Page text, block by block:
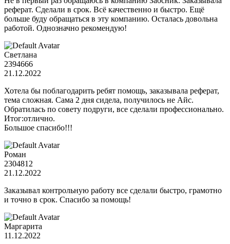
реферат. Сделали в срок. Всё качественно и быстро. Ещё
больше буду обращаться в эту компанию. Осталась довольна
работой. Однозначно рекомендую!
Светлана
2394666
21.12.2022
Хотела бы поблагодарить ребят помощь, заказывала реферат,
тема сложная. Сама 2 дня сидела, получилось не Айс.
Обратилась по совету подруги, все сделали профессионально.
Итог:отлично.
Большое спасибо!!!
Роман
2304812
21.12.2022
Заказывал контрольную работу все сделали быстро, грамотно
и точно в срок. Спасибо за помощь!
Маргарита
11.12.2022